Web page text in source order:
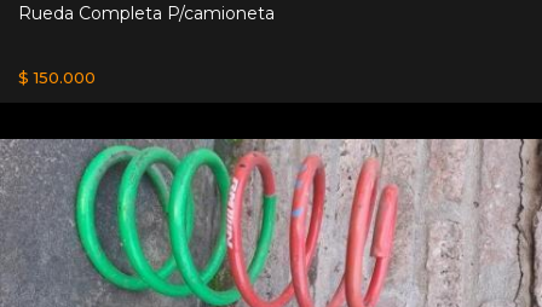
Rueda Completa P/camioneta
$ 150.000